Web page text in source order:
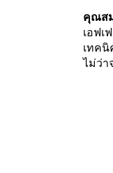
คุณส
เอฟเ
เทคนิ
ไม่ว่า